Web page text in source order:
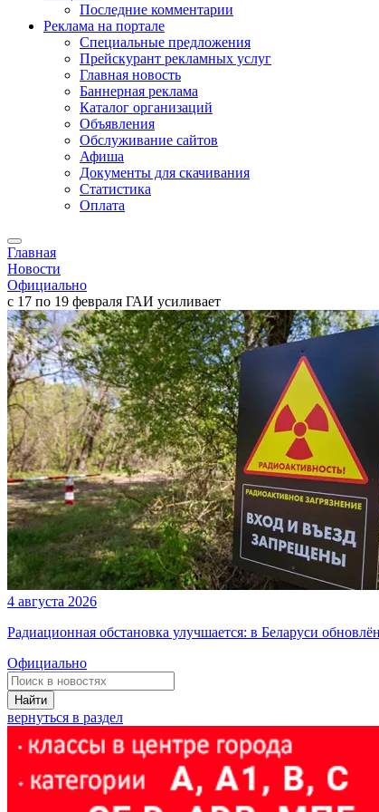
Последние комментарии
Реклама на портале
Специальные предложения
Прейскурант рекламных услуг
Главная новость
Баннерная реклама
Каталог организаций
Объявления
Обслуживание сайтов
Афиша
Документы для скачивания
Статистика
Оплата
Главная
Новости
Официально
с 17 по 19 февраля ГАИ усиливает
4 августа 2026
Радиационная обстановка улучшается: в Беларуси
Официально
Найти
вернуться в раздел